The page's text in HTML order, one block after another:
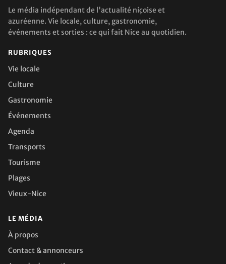
Le média indépendant de l'actualité niçoise et
azuréenne. Vie locale, culture, gastronomie,
événements et sorties : ce qui fait Nice au quotidien.
RUBRIQUES
Vie locale
Culture
Gastronomie
Événements
Agenda
Transports
Tourisme
Plages
Vieux-Nice
LE MÉDIA
À propos
Contact & annonceurs